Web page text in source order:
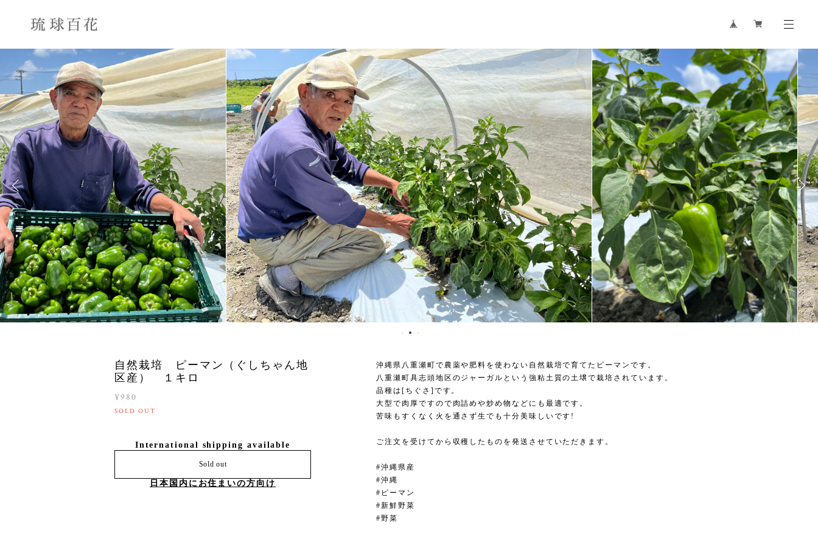
自然栽培 ピーマン（ぐしちゃん地
区産） １キロ
¥980
SOLD OUT
International shipping available
Sold out
日本国内にお住まいの方向け
沖縄県八重瀬町で農薬や肥料を使わない自然栽培で育てたピーマンです。
八重瀬町具志頭地区のジャーガルという強粘土質の土壌で栽培されています。
品種は[ちぐさ]です。
大型で肉厚ですので肉詰めや炒め物などにも最適です。
苦味もすくなく火を通さず生でも十分美味しいです!
ご注文を受けてから収穫したものを発送させていただきます。
#沖縄県産
#沖縄
#ピーマン
#新鮮野菜
#野菜